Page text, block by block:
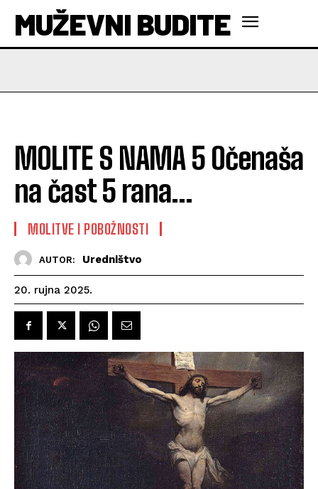
MUŽEVNI BUDITE
MOLITE S NAMA 5 Očenaša
na čast 5 rana…
MOLITVE I POBOŽNOSTI
AUTOR: Uredništvo
20. rujna 2025.